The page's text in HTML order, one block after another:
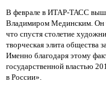
В феврале в ИТАР-ТАСС
Владимиром Мединским. Он
что спустя столетие
творческая элита
Именно благодаря этому
государственной властью
в России».